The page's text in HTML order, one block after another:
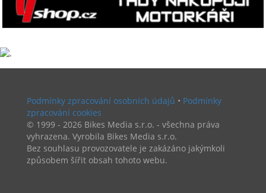
Podmínky zpracování osobních údajů • Podmínky
zpracování cookies
© 1999 - 2026 Bikes Media s.r.o. - všechna práva
vyhrazena. Vyrobila Bikes Media s.r.o.
Bez souhlasu provozovatele je zakázáno jakýmkoli
způsobem šířit obsah tohoto webu.